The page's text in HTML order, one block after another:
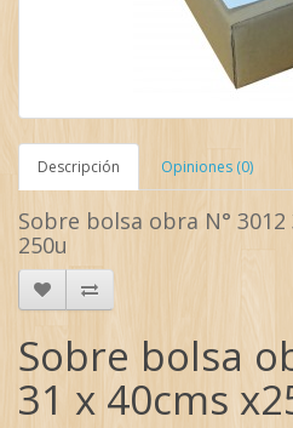
Descripción Opiniones (0)
Sobre bolsa obra N° 3012
250u
Sobre bolsa
31 x 40cms